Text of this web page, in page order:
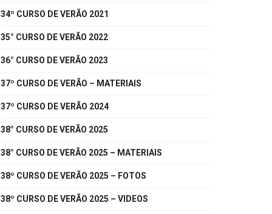
34º CURSO DE VERÃO 2021
35° CURSO DE VERÃO 2022
36° CURSO DE VERÃO 2023
37º CURSO DE VERÃO – MATERIAIS
37º CURSO DE VERÃO 2024
38° CURSO DE VERÃO 2025
38° CURSO DE VERÃO 2025 – MATERIAIS
38º CURSO DE VERÃO 2025 – FOTOS
38º CURSO DE VERÃO 2025 – VIDEOS